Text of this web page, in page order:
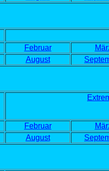
Februar
August
Februar
August